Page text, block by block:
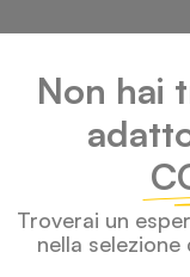
Non hai
Troverai un
nella